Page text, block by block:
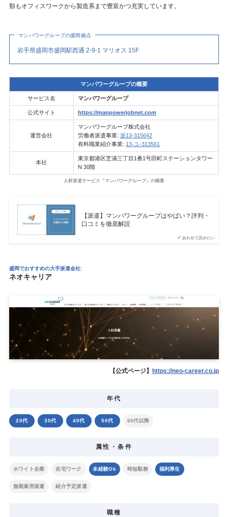
類もオフィスワークから製造系まで豊富かつ充実しています。
マンパワーグループの盛岡拠点
岩手県盛岡市盛岡駅西通 2-9-1 マリオス 15F
マンパワーグループの概要
サービス名 マンパワーグループ
公式サイト https://manpowerjobnet.com
運営会社
マンパワーグループ株式会社
労働者派遣事業:派13-315642
有料職業紹介事業: 13-ユ-313561
本社
東京都港区芝浦三丁目1番1号田町ステーションタワー
N 30階
人材派遣サービス『マンパワーグループ』の概要
あわせて読みたい
【派遣】マンパワーグループはやばい？評判・
口コミを徹底解説
盛岡でおすすめの大手派遣会社:
ネオキャリア
【公式ページ】 https://neo-career.co.jp
年代
20代 30代 40代 50代 60代以降
属性・条件
ホワイト企業 在宅ワーク 未経験Ok 時短勤務 福利厚生
無期雇用派遣 紹介予定派遣
職種